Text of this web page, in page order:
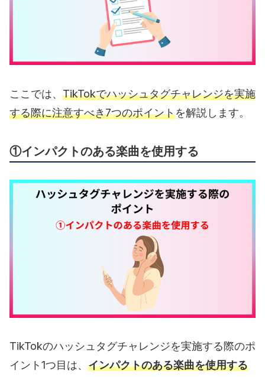
ここでは、 TikTokでハッシュタグチャレンジを実施
する際に注意すべき7つのポイントを解説します。
①インパクトのある楽曲を使用する
TikTokのハッシュタグチャレンジを実施する際のポ
イント1つ目は、 インパクトのある楽曲を使用する